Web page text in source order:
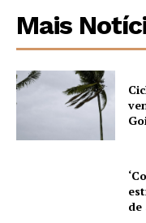
Mais
de